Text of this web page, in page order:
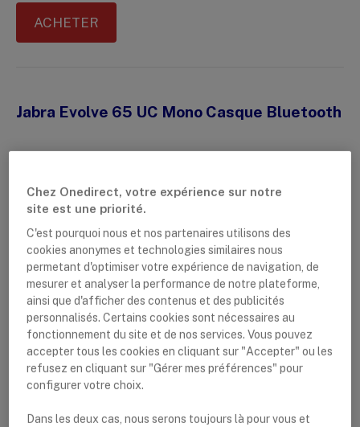
ACHETER
Jabra Evolve 65 UC Mono Casque Bluetooth
Chez Onedirect, votre expérience sur notre
site est une priorité.
C'est pourquoi nous et nos partenaires utilisons des
cookies anonymes et technologies similaires nous
permetant d'optimiser votre expérience de navigation, de
mesurer et analyser la performance de notre plateforme,
ainsi que d'afficher des contenus et des publicités
personnalisés. Certains cookies sont nécessaires au
fonctionnement du site et de nos services. Vous pouvez
accepter tous les cookies en cliquant sur "Accepter" ou les
refusez en cliquant sur "Gérer mes préférences" pour
configurer votre choix.
Dans les deux cas, nous serons toujours là pour vous et